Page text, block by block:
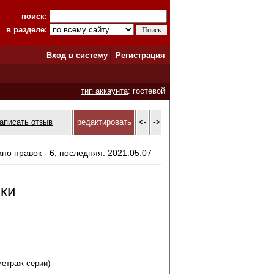
поиск:
в разделе:
Вход в систему
Регистрация
тип аккаунта: гостевой
отзыв редактировать <- ->
правок - 6, последняя: 2021.05.07
серии)